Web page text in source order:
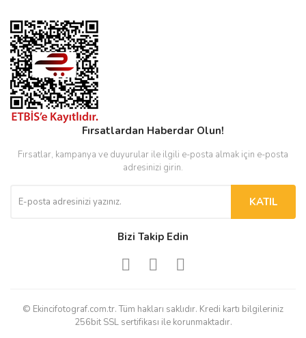
Fırsatlardan Haberdar Olun!
Fırsatlar, kampanya ve duyurular ile ilgili e-posta almak için e-posta
adresinizi girin.
KATIL
Bizi Takip Edin
© Ekincifotograf.com.tr. Tüm hakları saklıdır. Kredi kartı bilgileriniz
256bit SSL sertifikası ile korunmaktadır.